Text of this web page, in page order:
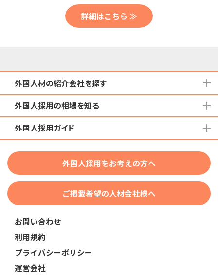
詳細はこちら ≫
外国人材の紹介会社を探す
地域から検索する
国籍から検索する
在留資格から検索する
団体種別から探す
業界・職種から検索する
外国人採用の相場を知る
育成就労外国人の受け入れ相場
技人国・高度人材の受け入れ相場
外国人採用ガイド
特定技能
技術・人文知識・国際業務
助成金
教育・研修
人事・労務
外国人採用をお考えの方へ
ご掲載希望の人材会社様へ
お問い合わせ
利用規約
プライバシーポリシー
運営会社